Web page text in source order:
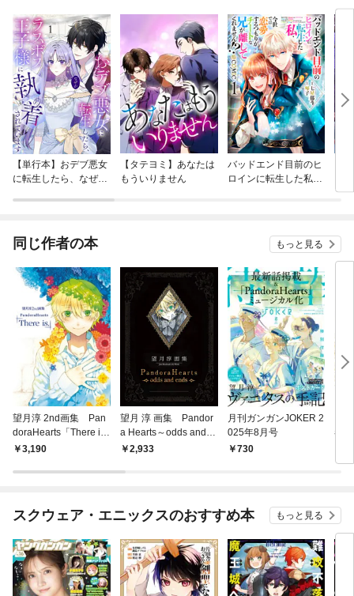
【単行本】おデブ悪女
に転生したら、なぜか
【タテヨミ】あなたは
もういりません
バッドエンド目前のヒ
ロインに転生した私、
同じ作者の本 もっと見る
望月淳 2nd画集 Pan
doraHearts「There i
s.」3,190
望月 淳 画集 Pandor
a Hearts～odds and e
nds～
2,933
月刊ガンガンJOKER 2
025年8月号
730
巻
スクウェア・エニックスのおすすめ本 もっと見る